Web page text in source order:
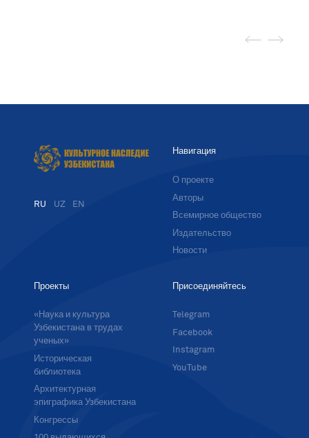
RU UZ EN
Навигация
О проекте
Авторы
Всемирное общество
Издательство
Новости
Проекты
«Наука и культура
Узбекистана в трудах
ученых»
Историческая
библиотека
Архитектурная
эпиграфика Узбекистана
Конгрессы
Присоединяйтесь
Telegram
Facebook
Instagram
YouTube